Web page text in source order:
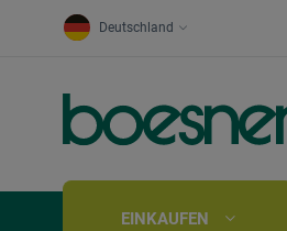
Deutschland
EINKAUFEN